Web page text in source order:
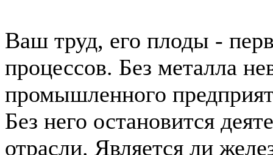
Ваш труд, его плоды -
процессов. Без металла
промышленного
Без него остановится
отрасли. Является ли